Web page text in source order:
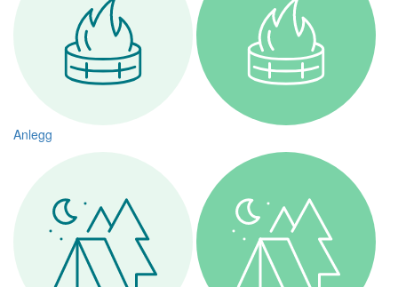
Anlegg